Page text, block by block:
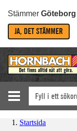
Stämmer Göteborg
JA, DET STÄMMER
Startsida